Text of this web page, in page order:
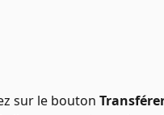
sur le bouton